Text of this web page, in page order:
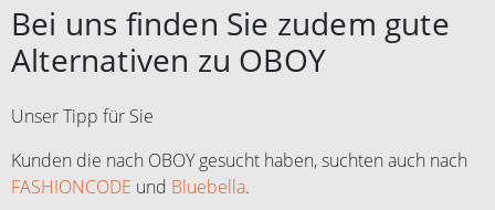
Bei uns finden Sie zudem gute
Alternativen zu OBOY
Unser Tipp für Sie
Kunden die nach OBOY gesucht haben, suchten auch nach
FASHIONCODE und Bluebella.